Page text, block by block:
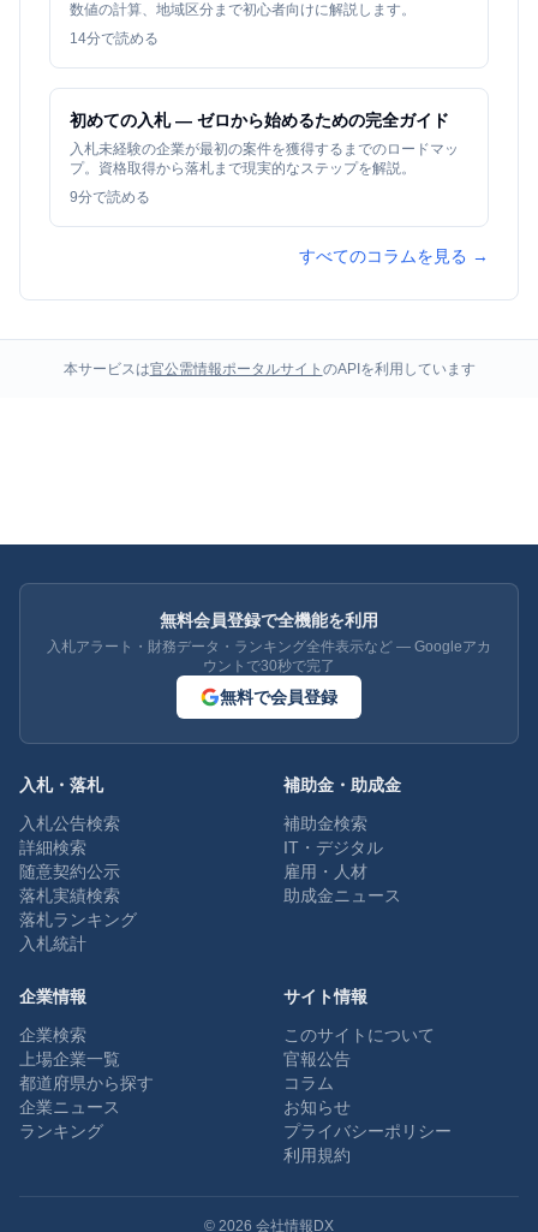
数値の計算、地域区分まで初心者向けに解説します。
14分で読める
初めての入札 — ゼロから始めるための完全ガイド
入札未経験の企業が最初の案件を獲得するまでのロードマッ
プ。資格取得から落札まで現実的なステップを解説。
9分で読める
すべてのコラムを見る →
本サービスは官公需情報ポータルサイト のAPIを利用しています
無料会員登録で全機能を利用
入札アラート・財務データ・ランキング全件表示など — Googleアカ
ウントで30秒で完了
無料で会員登録
入札・落札
入札公告検索
詳細検索
随意契約公示
落札実績検索
落札ランキング
入札統計
補助金・助成金
補助金検索
IT・デジタル
雇用・人材
助成金ニュース
企業情報
企業検索
上場企業一覧
都道府県から探す
企業ニュース
ランキング
サイト情報
このサイトについて
官報公告
コラム
お知らせ
プライバシーポリシー
利用規約
© 2026 会社情報DX